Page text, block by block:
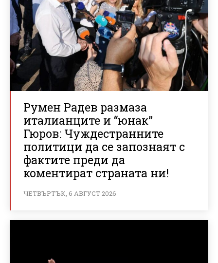
Румен Радев размаза
италианците и “юнак”
Гюров: Чуждестранните
политици да се запознаят с
фактите преди да
коментират страната ни!
ЧЕТВЪРТЪК, 6 АВГУСТ 2026